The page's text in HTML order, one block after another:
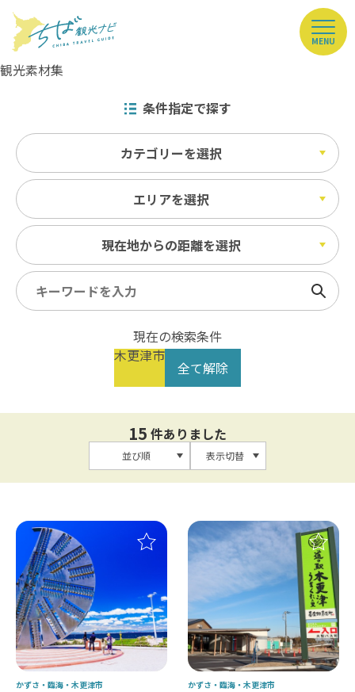
MENU
観光素材集
条件指定で探す
カテゴリーを選択
エリアを選択
現在地からの距離を選択
検索
現在の検索条件
木更津市
全て解除
15 件ありました
並び順 表示切替
かずさ・臨海 木更津市 かずさ・臨海 木更津市